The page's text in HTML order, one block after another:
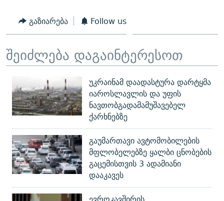
გაზიარება Follow us
შეიძლება დაგაინტერესოთ
უკრაინამ დაადასტურა დარტყმა
იაროსლავლის და უფის
ნავთობგადამამუშავებელ
ქარხნებზე
გაუმართავი ავტომობილების
მფლობელებზე ყალბი ცნობების
გაცემისთვის 3 ადამიანი
დააკავეს